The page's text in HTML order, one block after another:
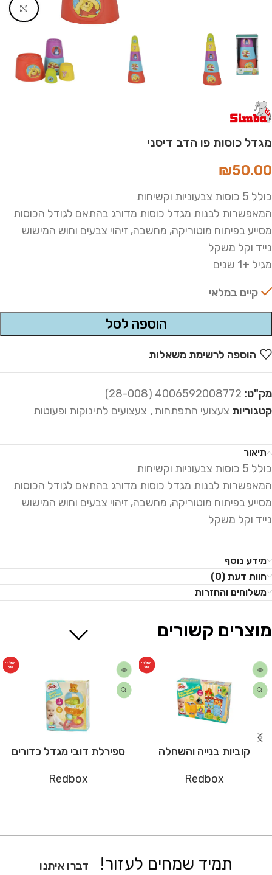
Click to enlarge
מגדל כוסות פו הדב דיסני
₪50.00
כולל 5 כוסות צבעוניות וקשיחות
המאפשרות לבנות מגדל כוסות מדורג בהתאם לגודל הכוסות
מסייע בפיתוח מוטוריקה, מחשבה, זיהוי צבעים וחוש המישוש
נייד וקל משקל
מגיל +1 שנים
קיים במלאי
הוספה לסל
הוספה לרשימת משאלות
מק"ט: 4006592008772 (28-008)
קטגוריות צעצועי התפתחות, צעצועים לתינוקות ופעוטות
תיאור
כולל 5 כוסות צבעוניות וקשיחות
המאפשרות לבנות מגדל כוסות מדורג בהתאם לגודל הכוסות
מסייע בפיתוח מוטוריקה, מחשבה, זיהוי צבעים וחוש המישוש
נייד וקל משקל
מידע נוסף
חוות דעת (0)
משלוחים והחזרות
מוצרים קשורים
המלאי
אזל
קוביות בנייה והשחלה
Redbox
המלאי
אזל
ספירלת דובי מגדל כדורים
Redbox
תמיד שמחים לעזור! דברו איתנו